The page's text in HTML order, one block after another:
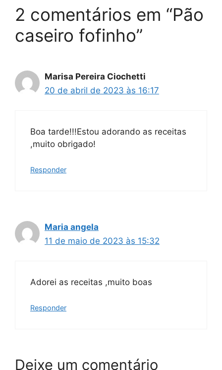
2 comentários em “Pão
caseiro fofinho”
Marisa Pereira Ciochetti
20 de abril de 2023 às 16:17
Boa tarde!!!Estou adorando as receitas
,muito obrigado!
Responder
Maria angela
11 de maio de 2023 às 15:32
Adorei as receitas ,muito boas
Responder
Deixe um comentário